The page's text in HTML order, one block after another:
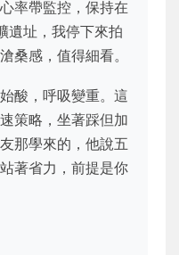
率帶監控，保持在
遺址，我停下來拍
桑感，值得細看。
酸，呼吸變重。這
策略，坐著踩但加
那學來的，他說五
著省力，前提是你